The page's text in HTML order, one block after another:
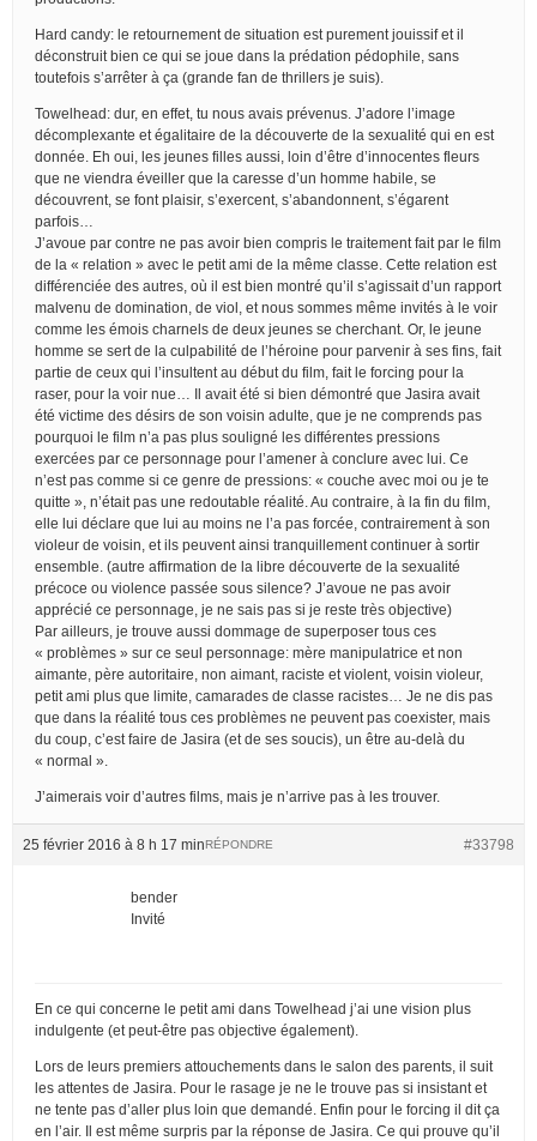
Hard candy: le retournement de situation est purement jouissif et il
déconstruit bien ce qui se joue dans la prédation pédophile, sans
toutefois s’arrêter à ça (grande fan de thrillers je suis).
Towelhead: dur, en effet, tu nous avais prévenus. J’adore l’image
décomplexante et égalitaire de la découverte de la sexualité qui en est
donnée. Eh oui, les jeunes filles aussi, loin d’être d’innocentes fleurs
que ne viendra éveiller que la caresse d’un homme habile, se
découvrent, se font plaisir, s’exercent, s’abandonnent, s’égarent
parfois…
J’avoue par contre ne pas avoir bien compris le traitement fait par le film
de la « relation » avec le petit ami de la même classe. Cette relation est
différenciée des autres, où il est bien montré qu’il s’agissait d’un rapport
malvenu de domination, de viol, et nous sommes même invités à le voir
comme les émois charnels de deux jeunes se cherchant. Or, le jeune
homme se sert de la culpabilité de l’héroine pour parvenir à ses fins, fait
partie de ceux qui l’insultent au début du film, fait le forcing pour la
raser, pour la voir nue… Il avait été si bien démontré que Jasira avait
été victime des désirs de son voisin adulte, que je ne comprends pas
pourquoi le film n’a pas plus souligné les différentes pressions
exercées par ce personnage pour l’amener à conclure avec lui. Ce
n’est pas comme si ce genre de pressions: « couche avec moi ou je te
quitte », n’était pas une redoutable réalité. Au contraire, à la fin du film,
elle lui déclare que lui au moins ne l’a pas forcée, contrairement à son
violeur de voisin, et ils peuvent ainsi tranquillement continuer à sortir
ensemble. (autre affirmation de la libre découverte de la sexualité
précoce ou violence passée sous silence? J’avoue ne pas avoir
apprécié ce personnage, je ne sais pas si je reste très objective)
Par ailleurs, je trouve aussi dommage de superposer tous ces
« problèmes » sur ce seul personnage: mère manipulatrice et non
aimante, père autoritaire, non aimant, raciste et violent, voisin violeur,
petit ami plus que limite, camarades de classe racistes… Je ne dis pas
que dans la réalité tous ces problèmes ne peuvent pas coexister, mais
du coup, c’est faire de Jasira (et de ses soucis), un être au-delà du
« normal ».
J’aimerais voir d’autres films, mais je n’arrive pas à les trouver.
25 février 2016 à 8 h 17 min #33798
RÉPONDRE
bender
Invité
En ce qui concerne le petit ami dans Towelhead j’ai une vision plus
indulgente (et peut-être pas objective également).
Lors de leurs premiers attouchements dans le salon des parents, il suit
les attentes de Jasira. Pour le rasage je ne le trouve pas si insistant et
ne tente pas d’aller plus loin que demandé. Enfin pour le forcing il dit ça
en l’air. Il est même surpris par la réponse de Jasira. Ce qui prouve qu’il